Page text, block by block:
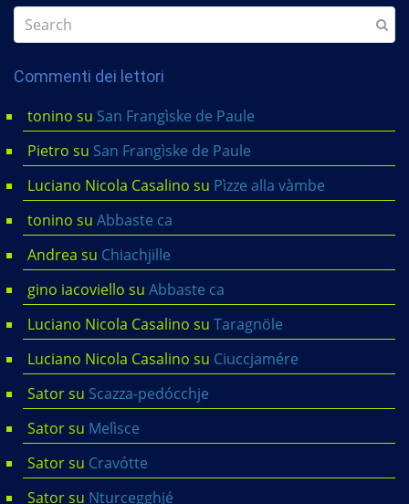
Commenti dei lettori
tonino su San Frangìske de Paule
Pietro su San Frangìske de Paule
Luciano Nicola Casalino su Pìzze alla vàmbe
tonino su Abbaste ca
Andrea su Chiachjille
gino iacoviello su Abbaste ca
Luciano Nicola Casalino su Taragnöle
Luciano Nicola Casalino su Ciuccjamére
Satorsu Scazza-pedócchje
Satorsu Melìsce
Satorsu Cravótte
Satorsu Nturcegghjé